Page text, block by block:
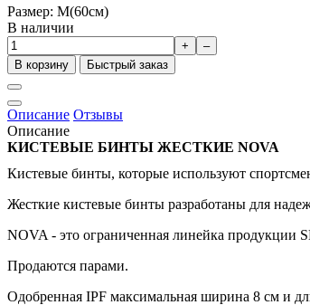
Размер: M(60см)
В наличии
+
–
В корзину
Быстрый заказ
Описание Отзывы
Описание
КИСТЕВЫЕ БИНТЫ ЖЕСТКИЕ NOVA
Кистевые бинты, которые используют
Жесткие кистевые бинты разработаны для
NOVA - это ограниченная линейка продукции
Продаются парами.
Одобренная IPF максимальная ширина 8 см и